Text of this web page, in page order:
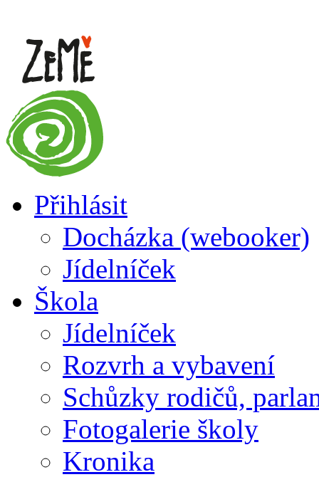
Přihlásit
Docházka (webooker)
Jídelníček
Škola
Jídelníček
Rozvrh a vybavení
Schůzky rodičů,
Fotogalerie školy
Kronika